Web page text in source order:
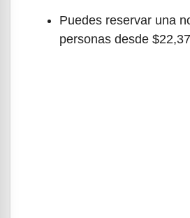
Puedes reservar una
personas desde